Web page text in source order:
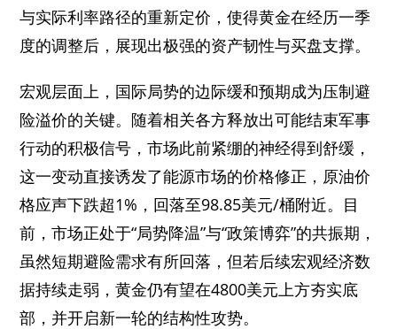
与实际利率路径的重新定价，使得黄金在经历一季
度的调整后，展现出极强的资产韧性与买盘支撑。
宏观层面上，国际局势的边际缓和预期成为压制避
险溢价的关键。随着相关各方释放出可能结束军事
行动的积极信号，市场此前紧绷的神经得到舒缓，
这一变动直接诱发了能源市场的价格修正，原油价
格应声下跌超1%，回落至98.85美元/桶附近。目
前，市场正处于“局势降温”与“政策博弈”的共振期，
虽然短期避险需求有所回落，但若后续宏观经济数
据持续走弱，黄金仍有望在4800美元上方夯实底
部，并开启新一轮的结构性攻势。